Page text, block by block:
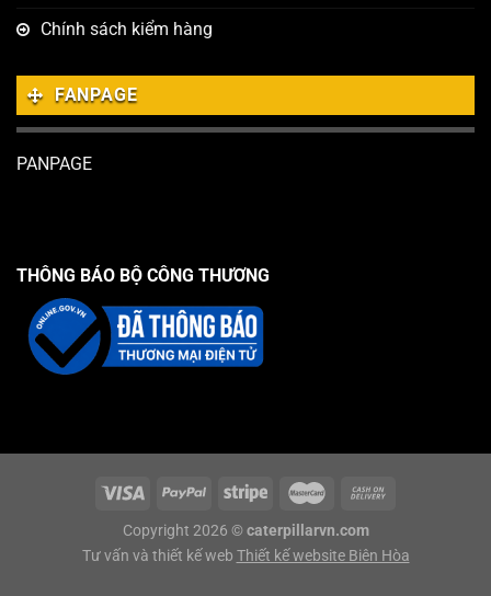
Chính sách kiểm hàng
FANPAGE
PANPAGE
THÔNG BÁO BỘ CÔNG THƯƠNG
Copyright 2026 © caterpillarvn.com
Tư vấn và thiết kế web Thiết kế website Biên Hòa